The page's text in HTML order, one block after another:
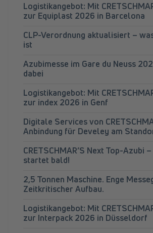
Logistikangebot: Mit
zur Equiplast 2026 in Barcelona
CLP-Verordnung aktualisiert –
ist
Azubimesse im Gare du Neuss
dabei
Logistikangebot: Mit
zur index 2026 in Genf
Digitale Services von
Anbindung für Develey am
CRETSCHMAR’S Next Top-Azubi
startet bald!
2,5 Tonnen Maschine. Enge
Zeitkritischer Aufbau.
Logistikangebot: Mit
zur Interpack 2026 in Düsseldorf